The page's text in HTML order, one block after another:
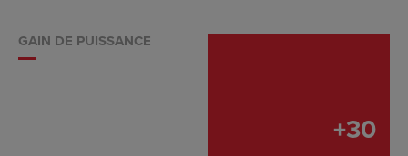
GAIN DE PUISSANCE
+30